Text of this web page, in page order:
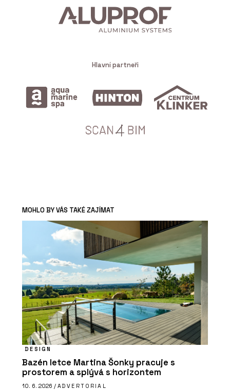
Hlavní partneři
MOHLO BY VÁS TAKÉ ZAJÍMAT
DESIGN
Bazén letce Martina Šonky pracuje s
prostorem a splývá s horizontem
10. 6. 2026 / ADVERTORIAL